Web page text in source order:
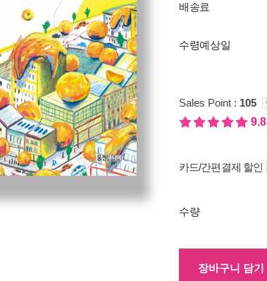
배송료
수령예상일
Sales Point : 105
9.8
카드/간편결제 할인
수량
장바구니 담기